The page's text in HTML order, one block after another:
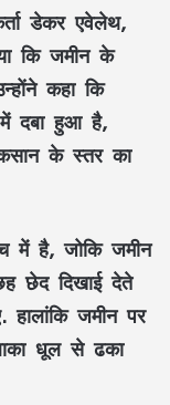
डेकर एवेलेथ,
कि जमीन के
कहा कि
दबा हुआ है,
के स्तर का
में है, जोकि जमीन
छेद दिखाई देते
जमीन पर
धूल से ढका